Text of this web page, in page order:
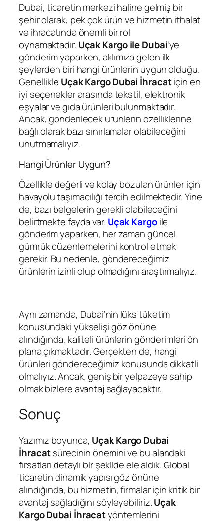
Dubai, ticaretin merkezi haline gelmiş bir
şehir olarak, pek çok ürün ve hizmetin ithalat
ve ihracatında önemli bir rol
oynamaktadır. Uçak Kargo ile Dubai‘ye
gönderim yaparken, aklımıza gelen ilk
şeylerden biri hangi ürünlerin uygun olduğu.
Genellikle Uçak Kargo Dubai İhracatiçin en
iyi seçenekler arasında tekstil, elektronik
eşyalar ve gıda ürünleri bulunmaktadır.
Ancak, gönderilecek ürünlerin özelliklerine
bağlı olarak bazı sınırlamalar olabileceğini
unutmamalıyız.
Hangi Ürünler Uygun?
Özellikle değerli ve kolay bozulan ürünler için
havayolu taşımacılığı tercih edilmektedir. Yine
de, bazı belgelerin gerekli olabileceğini
belirtmekte fayda var. Uçak Kargoile
gönderim yaparken, her zaman güncel
gümrük düzenlemelerini kontrol etmek
gerekir. Bu nedenle, göndereceğimiz
ürünlerin izinli olup olmadığını araştırmalıyız.
Aynı zamanda, Dubai’nin lüks tüketim
konusundaki yükselişi göz önüne
alındığında, kaliteli ürünlerin gönderimleri ön
plana çıkmaktadır. Gerçekten de, hangi
ürünleri göndereceğimiz konusunda dikkatli
olmalıyız. Ancak, geniş bir yelpazeye sahip
olmak bizlere avantaj sağlayacaktır.
Sonuç
Yazımız boyunca, Uçak Kargo Dubai
İhracatsürecinin önemini ve bu alandaki
fırsatları detaylı bir şekilde ele aldık. Global
ticaretin dinamik yapısı göz önüne
alındığında, bu hizmetin, firmalar için kritik bir
avantaj sağladığını söyleyebiliriz.Uçak
Kargo Dubai İhracatyöntemlerini